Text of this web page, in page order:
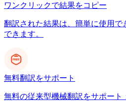
ワンクリックで結果をコピー
翻訳された結果は、簡単に使用で
できます。
無料翻訳をサポート
無料の従来型機械翻訳をサポート